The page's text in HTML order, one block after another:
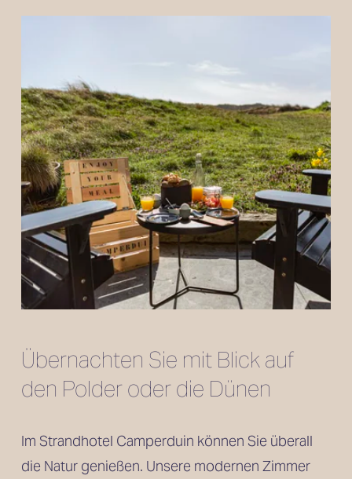
Übernachten Sie mit Blick auf
den Polder oder die Dünen
Im Strandhotel Camperduin können Sie überall
die Natur genießen. Unsere modernen Zimmer